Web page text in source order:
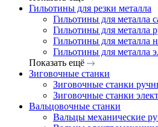
Гильотины для резки металла
Гильотины для металла
Гильотины для металла
Гильотины для металла
Гильотины для металла
Показать ещё
Зиговочные станки
Зиговочные станки
Зиговочные станки
Вальцовочные станки
Вальцы механические